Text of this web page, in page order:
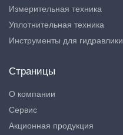
Измерительная техника
Уплотнительная техника
Инструменты для гидравлики
Страницы
О компании
Сервис
Акционная продукция